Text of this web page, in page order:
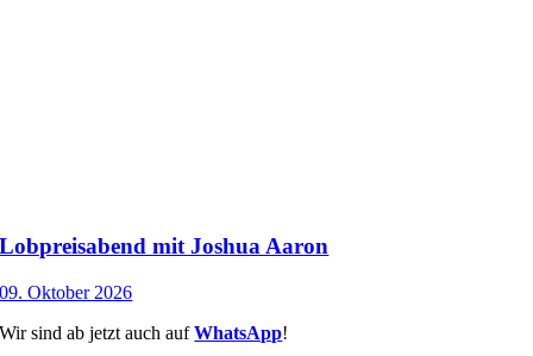
Lobpreisabend mit Joshua Aaron
09. Oktober 2026
Wir sind ab jetzt auch aufWhatsApp!